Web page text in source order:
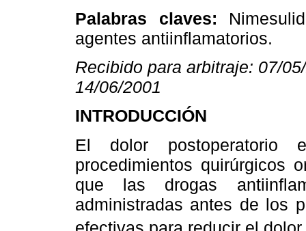
Palabras claves:
agentes antiinflamatorios.
Recibido para arbitraje: 07/
14/06/2001
INTRODUCCIÓN
El dolor
procedimientos quirúrgicos
que las drogas
administradas antes de los